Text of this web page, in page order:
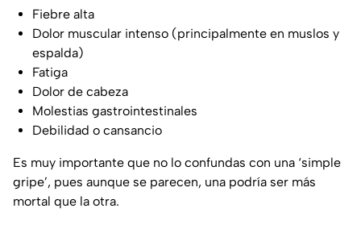
Fiebre alta
Dolor muscular intenso (principalmente en muslos y
espalda)
Fatiga
Dolor de cabeza
Molestias gastrointestinales
Debilidad o cansancio
Es muy importante que no lo confundas con una ‘simple
gripe’, pues aunque se parecen, una podría ser más
mortal que la otra.